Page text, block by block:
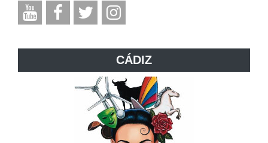
CÁDIZ